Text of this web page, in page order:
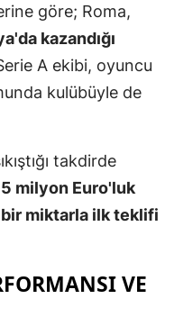
İzmir
Kars
Kastamonu
Kırşehir
Konya
göre; Roma,
kazandığı
A ekibi, oyuncu
kulübüyle de
takdirde
milyon Euro'luk
miktarla ilk teklifi
VE